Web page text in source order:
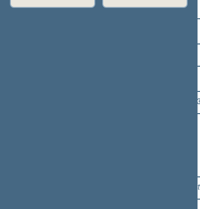
2020–2024 metų kadencija
Seimo vakarinis posėdis Nr. 273